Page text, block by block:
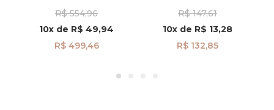
alf189-1d
R$ 554,96
10x de R$ 49,94
R$ 499,46
Masculina alf308
R$ 147,61
10x de R$ 13,28
R$ 132,85